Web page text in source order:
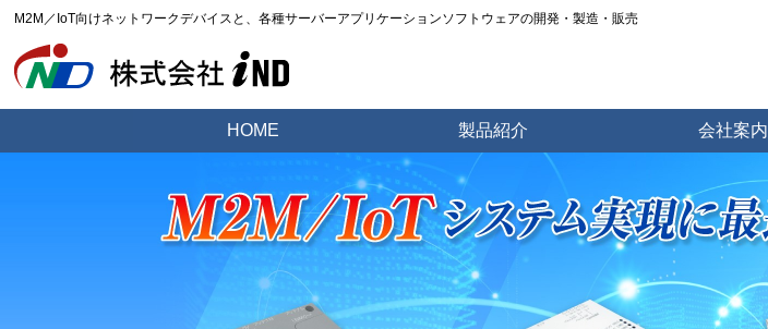
M2M／IoT向けネットワークデバイスと、各種サーバーアプリケーションソフトウェアの開発・製造・販売
HOME 製品紹介 会社案内